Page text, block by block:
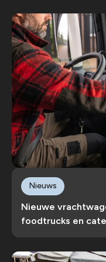
Nieuwe
foodtrucks en
Nieuws